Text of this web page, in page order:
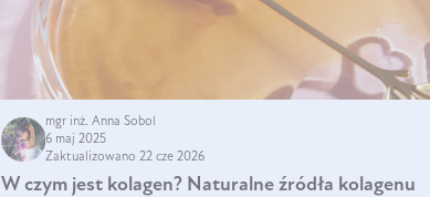
mgr inż. Anna Sobol
6 maj 2025
Zaktualizowano 22 cze 2026
W czym jest kolagen? Naturalne źródła kolagenu